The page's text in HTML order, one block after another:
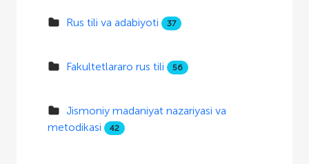
Rus tili va adabiyoti 37
Fakultetlararo rus tili 56
Jismoniy madaniyat nazariyasi va
metodikasi
42